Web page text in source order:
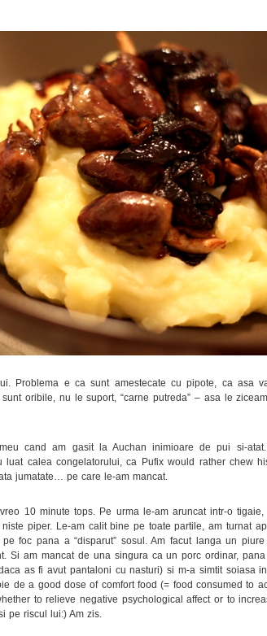
Problema e ca sunt amestecate cu pipote, ca asa
oribile, nu le suport, “carne putreda” – asa le
cand am gasit la Auchan inimioare de pui si-
luat calea congelatorului, ca Pufix would rather chew
jumatate… pe care le-am mancat.
10 minute tops. Pe urma le-am aruncat intr-o
piper. Le-am calit bine pe toate partile, am turnat
foc pana a “disparut” sosul. Am facut langa un piure
Si am mancat de una singura ca un porc ordinar,
as fi avut pantaloni cu nasturi) si m-a simtit soiasa
de a good dose of comfort food (= food consumed to
to relieve negative psychological affect or to
pe riscul lui:) Am zis.